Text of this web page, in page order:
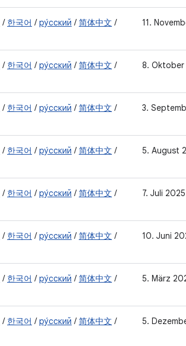
/ 한국어 /ру́сский /简体中文 /
11.
/ 한국어 /ру́сский /简体中文 /
8. Oktober
/ 한국어 /ру́сский /简体中文 /
3.
/ 한국어 /ру́сский /简体中文 /
5. August
/ 한국어 /ру́сский /简体中文 /
7. Juli 2025
/ 한국어 /ру́сский /简体中文 /
10. Juni
/ 한국어 /ру́сский /简体中文 /
5. März
/ 한국어 /ру́сский /简体中文 /
5.